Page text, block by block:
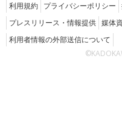
利用規約 プライバシーポリシー
プレスリリース・情報提供 媒体
利用者情報の外部送信について